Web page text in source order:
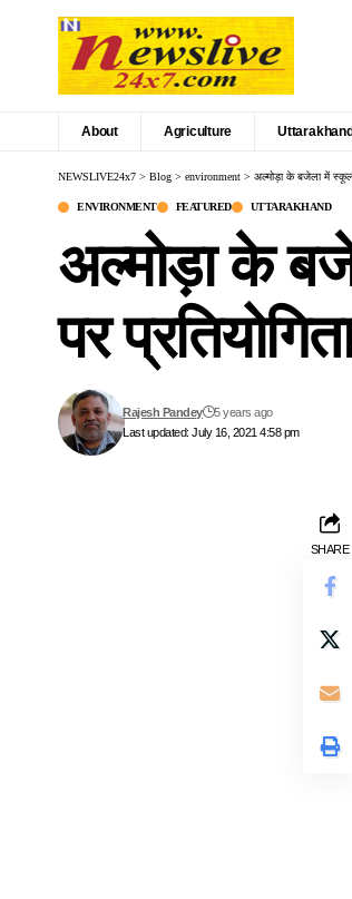
About Agriculture Uttarakhand
NEWSLIVE24x7 > Blog > environment > अल्मोड़ा के बजेला में स्कूल
ENVIRONMENT FEATURED UTTARAKHAND
अल्मोड़ा के
पर
Last updated: July 16, 2021 4:58 pm
Rajesh Pandey 5 years ago
SHARE